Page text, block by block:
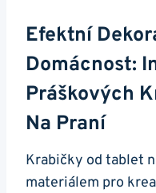
Efektní
Domácnost:
Práškových
Na Praní
Krabičky od tablet
materiálem pro